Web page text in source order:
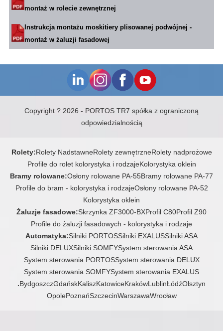
montaż w rolecie zewnętrznej
Instrukcja montażu moskitiery plisowanej podwójnej -
montaż w żaluzji fasadowej
Copyright ? 2026 - PORTOS TR7 spółka z ograniczoną
odpowiedzialnością
Rolety:Rolety NadstawneRolety zewnętrzneRolety nadprożowe
Profile do rolet kolorystyka i rodzajeKolorystyka oklein
Bramy rolowane:Osłony rolowane PA-55Bramy rolowane PA-77
Profile do bram - kolorystyka i rodzajeOsłony rolowane PA-52
Kolorystyka oklein
Żaluzje fasadowe:Skrzynka ZF3000-BXProfil C80Profil Z90
Profile do żaluzji fasadowych - kolorystyka i rodzaje
Automatyka:Silniki PORTOSSilniki EXALUSSilniki ASA
Silniki DELUXSilniki SOMFYSystem sterowania ASA
System sterowania PORTOSSystem sterowania DELUX
System sterowania SOMFYSystem sterowania EXALUS
.BydgoszczGdańskKaliszKatowiceKrakówLublinŁódźOlsztyn
OpolePoznańSzczecinWarszawaWrocław